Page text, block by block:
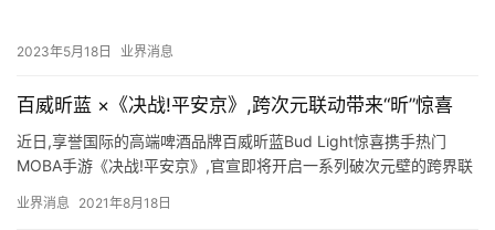
2023年5月18日 业界消息
百威昕蓝 ×《决战!平安京》,跨次元联动带来“昕”惊喜
近日,享誉国际的高端啤酒品牌百威昕蓝Bud Light惊喜携手热门
MOBA手游《决战!平安京》,官宣即将开启一系列破次元壁的跨界联
业界消息 2021年8月18日